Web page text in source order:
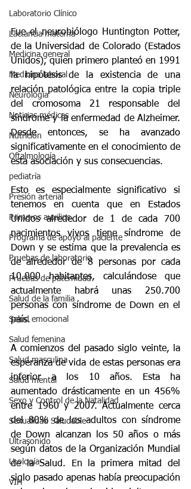
Laboratorio Clínico
Lactancia materna
Medicina general
Medicina laboral
Neurología
Noticias médicas
Nutrición
Oftalmología
pediatría
Presión arterial
Primeros auxilios
Programa de apoyo al paciente
Pruebas de laboratorio
Pruebas de paternidad
Salud de la familia
Salud emocional
Salud femenina
Salud masculina
Salud mental
Sexo y Control de la Natalidad
Sexualidad Saludable
Ultrasonido
Urología
VIH
Fue el neurobiólogo Huntington Potter,
de la Universidad de Colorado (Estados
Unidos), quien primero planteó en 1991
la hipótesis de la existencia de una
relación patológica entre la copia triple
del cromosoma 21 responsable del
síndrome y la enfermedad de Alzheimer.
Desde entonces, se ha avanzado
significativamente en el conocimiento de
esta asociación y sus consecuencias.
Esto es especialmente significativo si
tenemos en cuenta que en Estados
Unidos alrededor de 1 de cada 700
nacimientos vivos tiene síndrome de
Down y se estima que la prevalencia es
de alrededor de 8 personas por cada
10.000 habitantes, calculándose que
actualmente habrá unas 250.700
personas con síndrome de Down en el
país.
A comienzos del pasado siglo veinte, la
esperanza de vida de estas personas era
inferior a los 10 años. Esta ha
aumentado drásticamente en un 456%
entre 1960 y 2007. Actualmente cerca
del 80% de los adultos con síndrome
de Down alcanzan los 50 años o más
según datos de la Organización Mundial
de la Salud. En la primera mitad del
siglo pasado apenas había preocupación